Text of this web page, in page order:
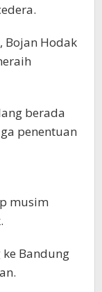
Bojan Hodak
berada
penentuan
musim
ke Bandung